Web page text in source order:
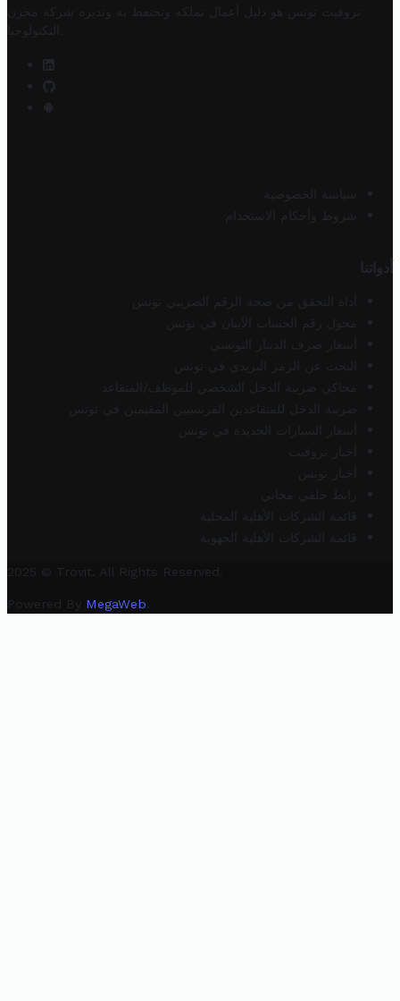
تروفيت تونس هو دليل أعمال تملكه وتحتفظ به وتديره
شركة مخزن
التكنولوجيا
سياسة الخصوصية
شروط وأحكام الاستخدام
أدواتنا
أداة التحقق من صحة الرقم الضريبي تونس
محول رقم الحساب الآيبان في تونس
أسعار صرف الدينار التونسي
البحث عن الرمز البريدي في تونس
محاكي ضريبة الدخل الشخصي للموظف/المتقاعد
ضريبة الدخل للمتقاعدين الفرنسيين المقيمين في تونس
أسعار السيارات الجديدة في تونس
أخبار تروفيت
أخبار تونس
رابط خلفي مجاني
قائمة الشركات الأهلية المحلية
قائمة الشركات الأهلية الجهوية
2025 © Trovit. All Rights Reserved.
Powered By MegaWeb